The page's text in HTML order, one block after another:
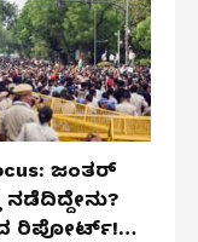
ಜಂತರ್
ರಿಪೋರ್ಟ್!